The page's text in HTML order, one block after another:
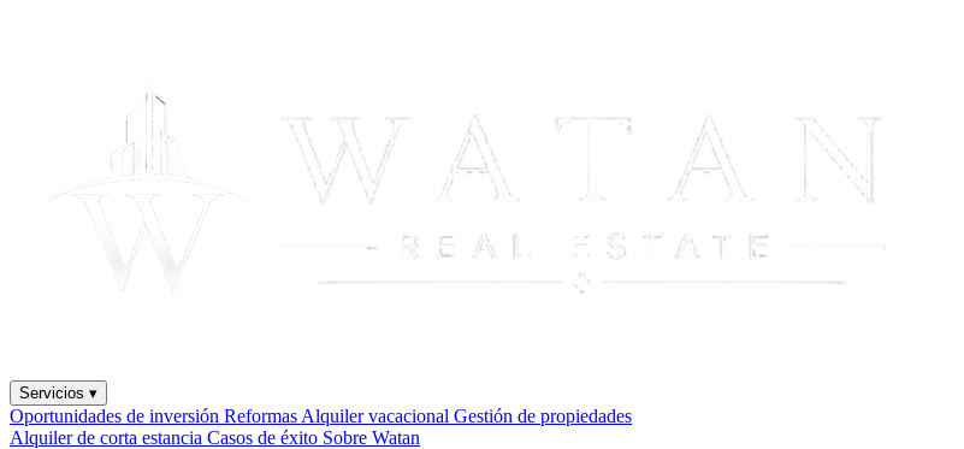
Servicios ▾
Oportunidades de inversión Reformas Alquiler vacacional Gestión de propiedades
Alquiler de corta estancia Casos de éxito Sobre Watan